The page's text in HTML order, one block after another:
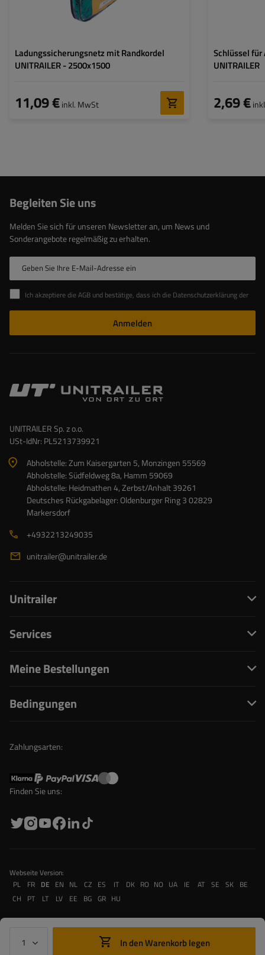
In den Warenkorb legen
Ladungssicherungsnetz mit Randkordel
UNITRAILER - 2500x1500
11,09 €inkl. MwSt
Schlüssel
UNITRAILER
2,69 €
Begleiten Sie uns
Melden Sie sich für unseren Newsletter an, um News und
Sonderangebote regelmäßig zu erhalten.
Geben Sie Ihre E-Mail-Adresse ein
Ich akzeptiere die AGB und bestätige, dass ich die Datenschutzerklärung der Website zur Kenntnis genommen habe
Anmelden
UNITRAILER Sp. z o.o.
USt-IdNr: PL5213739921
Abholstelle: Zum Kaisergarten 5, Monzingen 55569
Abholstelle: Südfeldweg 8a, Hamm 59069
Abholstelle: Heidmathen 4, Zerbst/Anhalt 39261
Deutsches Rückgabelager: Oldenburger Ring 3 02829
Markersdorf
+4932213249035
unitrailer@unitrailer.de
Unitrailer
Services
Meine Bestellungen
Bedingungen
Zahlungsarten:
Finden Sie uns:
Webseite Version:
PL
FR DE EN NL CZ ES IT DK RO NO UA IE AT SE SK BE
CH
PT LT LV EE BG GR HU